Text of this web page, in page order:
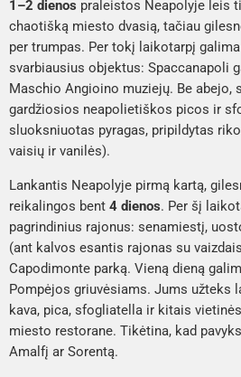
1–2 dienos praleistos Neapolyje leis
chaotišką miesto dvasią, tačiau
per trumpas. Per tokį laikotarpį
svarbiausius objektus: Spaccanapoli
Maschio Angioino muziejų. Be abejo,
gardžiosios neapolietiškos picos ir
sluoksniuotas pyragas, pripildytas
vaisių ir vanilės).
Lankantis Neapolyje pirmą kartą,
reikalingos bent 4 dienos. Per šį
pagrindinius rajonus: senamiestį,
(ant kalvos esantis rajonas su
Capodimonte parką. Vieną dieną
Pompėjos griuvėsiams. Jums užteks
kava, pica, sfogliatella ir kitais
miesto restorane. Tikėtina, kad
Amalfį ar Sorentą.